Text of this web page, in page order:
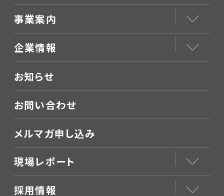
事業案内
企業情報
お知らせ
お問い合わせ
メルマガ申し込み
現場レポート
採用情報